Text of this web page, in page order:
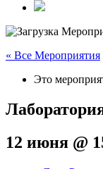
« Все Мероприятия
Это
12 июня @